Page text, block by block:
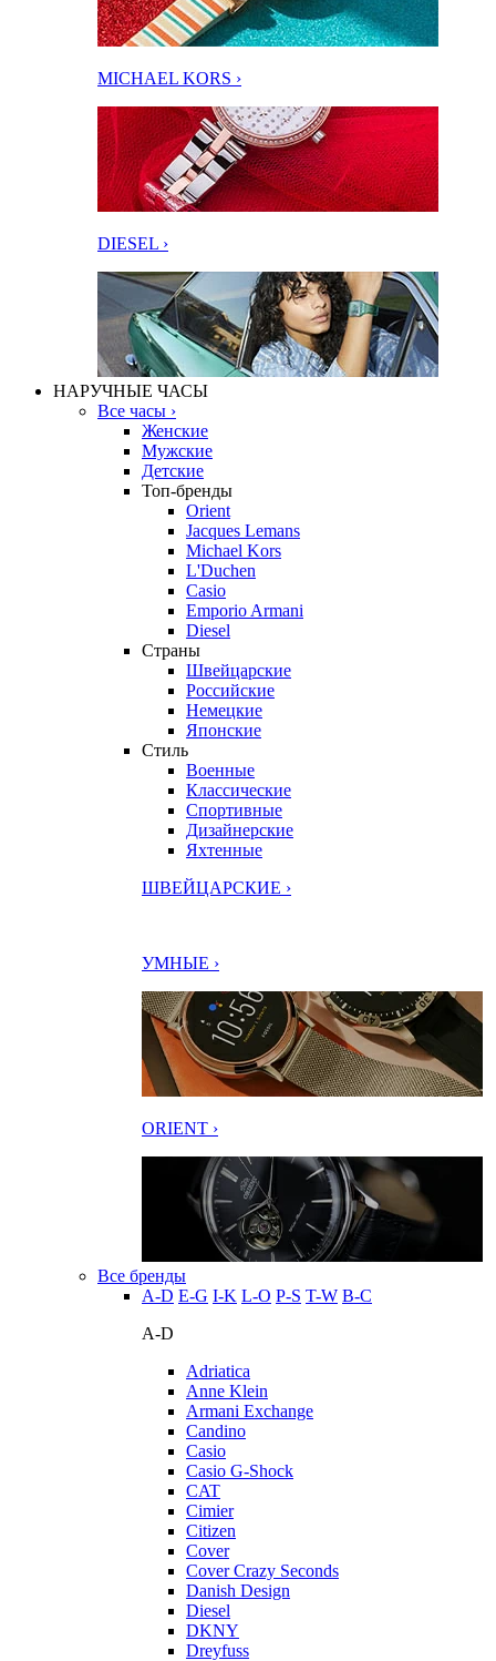
MICHAEL KORS ›
DIESEL ›
НАРУЧНЫЕ ЧАСЫ
Все часы ›
Женские
Мужские
Детские
Топ-бренды
Orient
Jacques Lemans
Michael Kors
L'Duchen
Casio
Emporio Armani
Diesel
Страны
Швейцарские
Российские
Немецкие
Японские
Стиль
Военные
Классические
Спортивные
Дизайнерские
Яхтенные
ШВЕЙЦАРСКИЕ ›
УМНЫЕ ›
ORIENT ›
Все бренды
A-D E-G I-K L-O P-S T-W В-С
A-D
Adriatica
Anne Klein
Armani Exchange
Candino
Casio
Casio G-Shock
CAT
Cimier
Citizen
Cover
Cover Crazy Seconds
Danish Design
Diesel
DKNY
Dreyfuss